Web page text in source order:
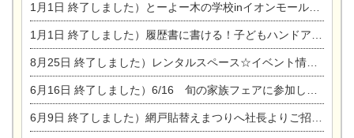
1月1日 終了しました）とーよー木の学校inイオンモール木曽川
1月1日 終了しました）履歴書に書ける！子どもハンドアロマ講座☆
8月25日 終了しました）レンタルスペース☆イベント情報☆チャイルドアロマセラピスト
6月16日 終了しました）6/16 旬の家族フェアに参加します☆
6月9日 終了しました）網戸貼替えまつりへ社長よりご招待です♪